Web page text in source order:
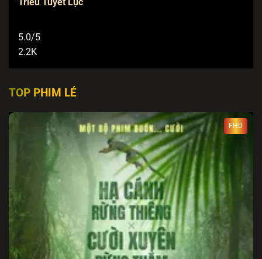
5.0/5
2.2K
TOP PHIM LẺ
FHD